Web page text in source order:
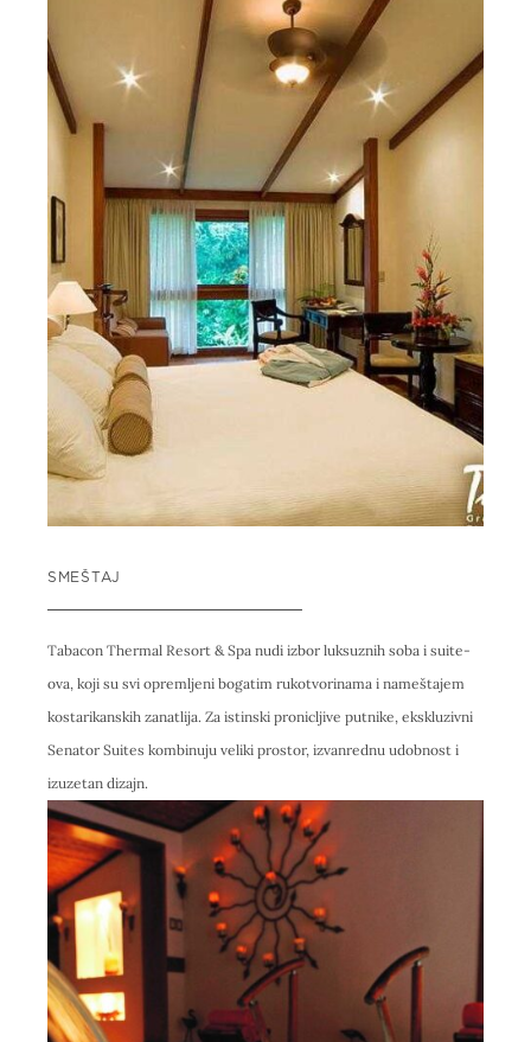
SMEŠTAJ
Tabacon Thermal Resort & Spa nudi izbor luksuznih soba i suite-
ova, koji su svi opremljeni bogatim rukotvorinama i nameštajem
kostarikanskih zanatlija. Za istinski pronicljive putnike, ekskluzivni
Senator Suites kombinuju veliki prostor, izvanrednu udobnost i
izuzetan dizajn.